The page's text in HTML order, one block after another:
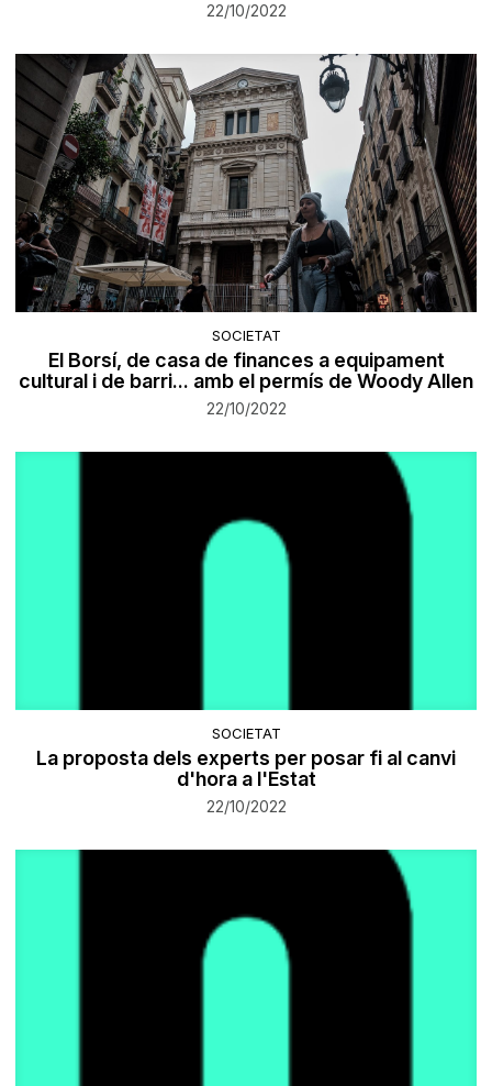
22/10/2022
SOCIETAT
El Borsí, de casa de finances a equipament
cultural i de barri... amb el permís de Woody Allen
22/10/2022
SOCIETAT
La proposta dels experts per posar fi al canvi
d'hora a l'Estat
22/10/2022